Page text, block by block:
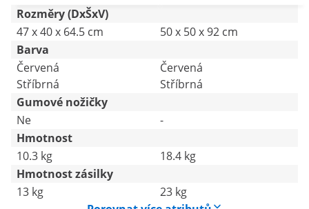
Rozměry (DxŠxV)
47 x 40 x 64.5 cm
50 x 50 x 92 cm
Barva
Červená
Stříbrná
Červená
Stříbrná
Gumové nožičky
Ne
-
Hmotnost
10.3 kg
18.4 kg
Hmotnost zásilky
13 kg
23 kg